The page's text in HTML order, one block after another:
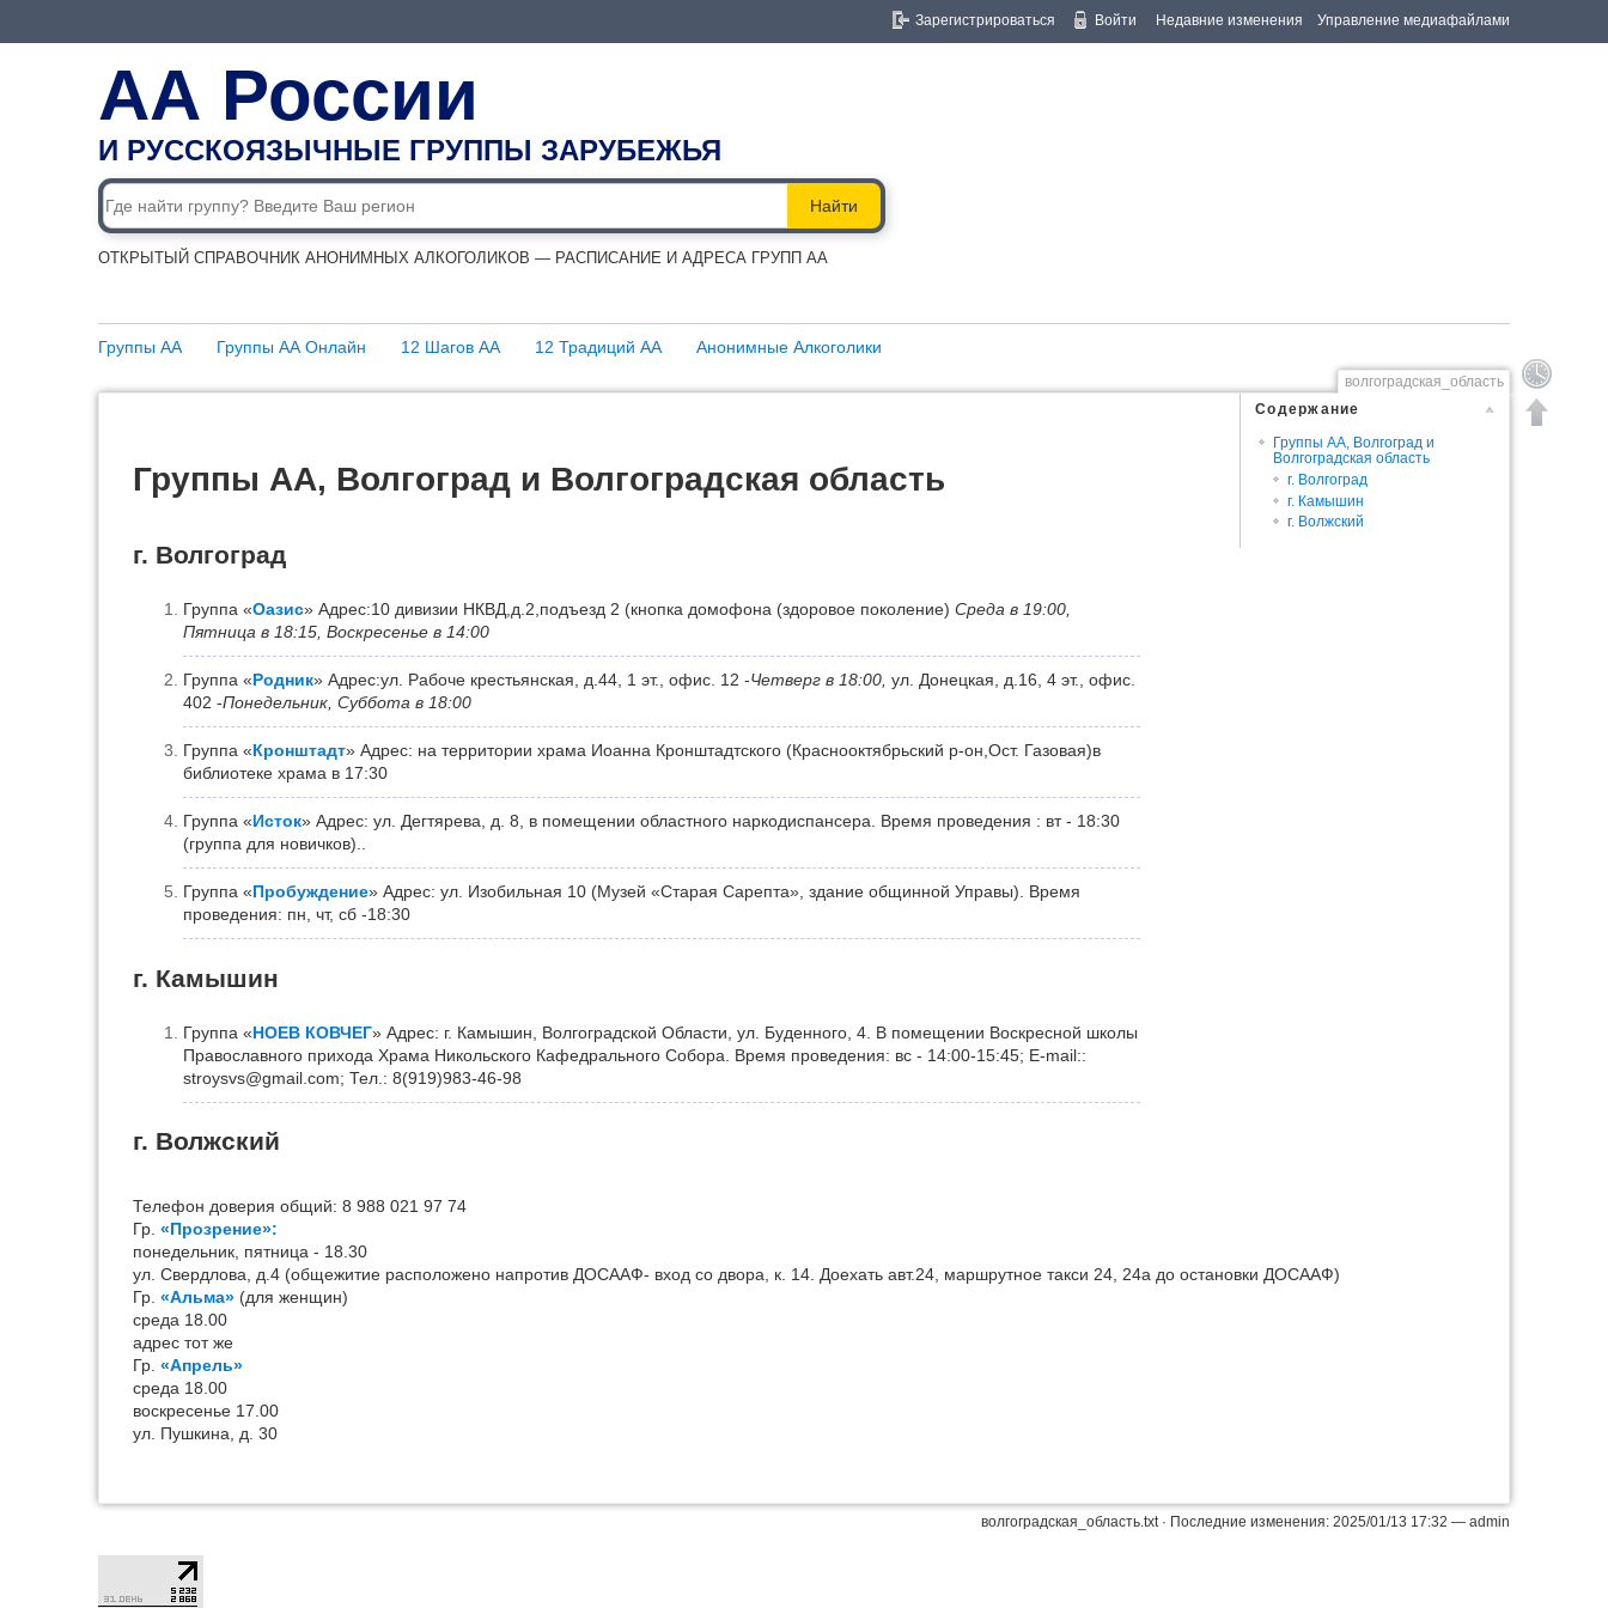
АА России
И РУССКОЯЗЫЧНЫЕ ГРУППЫ ЗАРУБЕЖЬЯ
Найти
ОТКРЫТЫЙ СПРАВОЧНИК АНОНИМНЫХ АЛКОГОЛИКОВ — РАСПИСАНИЕ И АДРЕСА ГРУПП АА
Группы АА Группы АА Онлайн 12 Шагов АА 12 Традиций АА Анонимные Алкоголики
Зарегистрироваться Войти Недавние изменения Управление медиафайлами
волгоградская_область
Содержание
Группы АА, Волгоград и
Волгоградская область
г. Волгоград
г. Камышин
г. Волжский
Группы АА, Волгоград и Волгоградская область
г. Волгоград
Группа «Оазис» Адрес:10 дивизии НКВД,д.2,подъезд 2 (кнопка домофона (здоровое поколение) Среда в 19:00,
Пятница в 18:15, Воскресенье в 14:00
Группа «Родник» Адрес:ул. Рабоче крестьянская, д.44, 1 эт., офис. 12 -Четверг в 18:00, ул. Донецкая, д.16, 4 эт., офис.
402 -Понедельник, Суббота в 18:00
Группа «Кронштадт» Адрес: на территории храма Иоанна Кронштадтского (Краснооктябрьский р-он,Ост. Газовая)в
библиотеке храма в 17:30
Группа «Исток» Адрес: ул. Дегтярева, д. 8, в помещении областного наркодиспансера. Время проведения : вт - 18:30
(группа для новичков)..
Группа «Пробуждение» Адрес: ул. Изобильная 10 (Музей «Старая Сарепта», здание общинной Управы). Время
проведения: пн, чт, сб -18:30
г. Камышин
Группа «НОЕВ КОВЧЕГ» Адрес: г. Камышин, Волгоградской Области, ул. Буденного, 4. В помещении Воскресной школы
Православного прихода Храма Никольского Кафедрального Собора. Время проведения: вс - 14:00-15:45; E-mail::
stroysvs@gmail.com; Тел.: 8(919)983-46-98
г. Волжский
Телефон доверия общий: 8 988 021 97 74
Гр. «Прозрение»:
понедельник, пятница - 18.30
ул. Свердлова, д.4 (общежитие расположено напротив ДОСААФ- вход со двора, к. 14. Доехать авт.24, маршрутное такси 24, 24а до остановки ДОСААФ)
Гр. «Альма» (для женщин)
среда 18.00
адрес тот же
Гр. «Апрель»
среда 18.00
воскресенье 17.00
ул. Пушкина, д. 30
волгоградская_область.txt · Последние изменения: 2025/01/13 17:32 — admin